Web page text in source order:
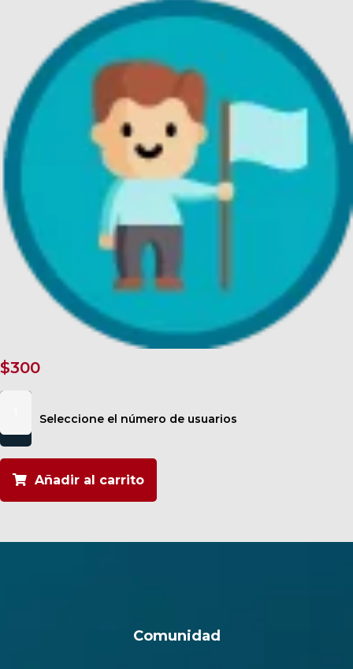
$300
Liderazgo
Personal
cantidad
Seleccione el número de usuarios
Añadir al carrito
Comunidad